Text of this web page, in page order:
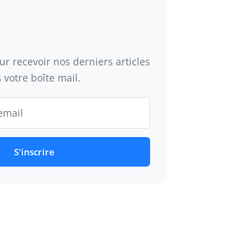
recevoir nos derniers articles
votre boîte mail.
S'inscrire